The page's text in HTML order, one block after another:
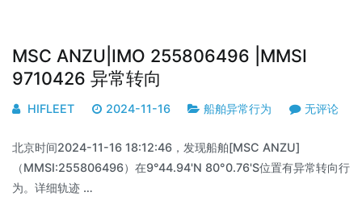
MSC ANZU|IMO 255806496 |MMSI
9710426 异常转向
HIFLEET 2024-11-16 船舶异常行为 无评论
北京时间2024-11-16 18:12:46，发现船舶[MSC ANZU]
（MMSI:255806496）在9°44.94'N 80°0.76'S位置有异常转向行
为。详细轨迹 …